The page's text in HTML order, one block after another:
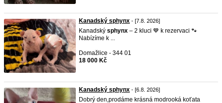
Kanadský sphynx - [7.8. 2026]
Kanadský sphynx – 2 kluci 💙 k rezervaci 🐾
Nabízíme k ...
Domažlice - 344 01
18 000 Kč
Kanadský sphynx - [6.8. 2026]
Dobrý den,prodáme krásná modrooká koťata